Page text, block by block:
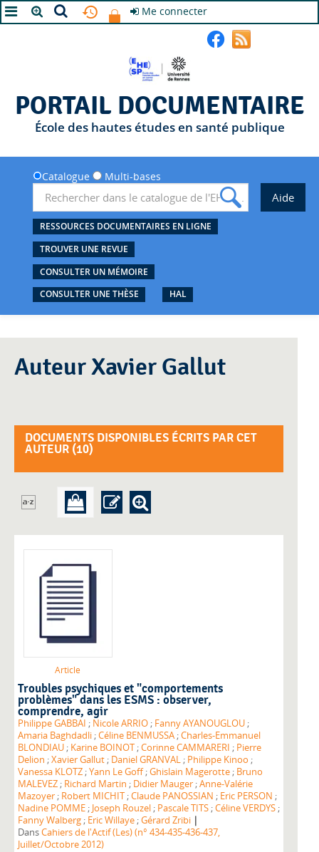
Me connecter
PORTAIL DOCUMENTAIRE
École des hautes études en santé publique
Catalogue Multi-bases
RESSOURCES DOCUMENTAIRES EN LIGNE
TROUVER UNE REVUE
CONSULTER UN MÉMOIRE
CONSULTER UNE THÈSE
HAL
Auteur Xavier Gallut
DOCUMENTS DISPONIBLES ÉCRITS PAR CET
AUTEUR (10)
Article
Troubles psychiques et "comportements
problèmes" dans les ESMS : observer,
comprendre, agir
Philippe GABBAI ; Nicole ARRIO ; Fanny AYANOUGLOU ;
Amaria Baghdadli ;Céline BENMUSSA ;Charles-Emmanuel
BLONDIAU ; Karine BOINOT ;Corinne CAMMARERI ; Pierre
Delion ;Xavier Gallut ; Daniel GRANVAL ; Philippe Kinoo ;
Vanessa KLOTZ ;Yann Le Goff ;Ghislain Magerotte ; Bruno
MALEVEZ ; Richard Martin ; Didier Mauger ;Anne-Valérie
Mazoyer ; Robert MICHIT ;Claude PANOSSIAN ; Eric PERSON ;
Nadine POMME ; Joseph Rouzel ; Pascale TITS ;Céline VERDYS ;
Fanny Walberg ; Eric Willaye ;Gérard Zribi |
DansCahiers de l'Actif (Les) (n° 434-435-436-437,
Juillet/Octobre 2012)